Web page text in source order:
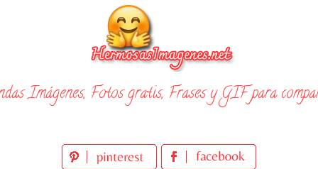
Imágenes, Fotos gratis, Frases y GIF para